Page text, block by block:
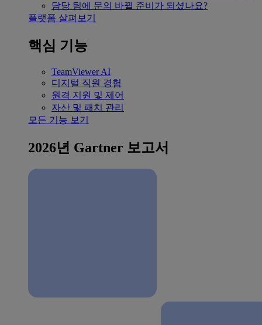
담당 팀에 문의 바뀔 준비가 되셨나요?
플랫폼 살펴보기
핵심 기능
TeamViewer AI
디지털 직원 경험
원격 지원 및 제어
자산 및 패치 관리
모든 기능 보기
2026년 Gartner 보고서